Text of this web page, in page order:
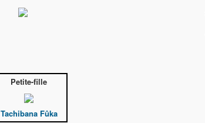
Petite-fille
Tachibana Fûka